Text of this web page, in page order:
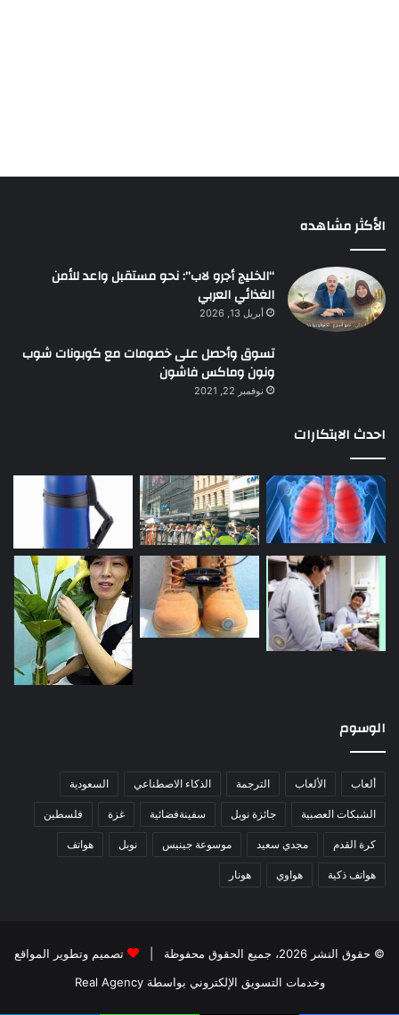
الأكثر مشاهده
“الخليج أجرو لاب”: نحو مستقبل واعد للأمن
الغذائي العربي
أبريل 13, 2026
تسوق وأحصل على خصومات مع كوبونات شوب
ونون وماكس فاشون
نوفمبر 22, 2021
احدث الابتكارات
الوسوم
ألعاب الألعاب الترجمة الذكاء الاصطناعي السعودية
الشبكات العصبية جائزة نوبل سفينةفضائية غزة فلسطين
كرة القدم مجدي سعيد موسوعة جينيس نوبل هواتف
هواتف ذكية هواوي هونار
© حقوق النشر 2026، جميع الحقوق محفوظة |
تصميم وتطوير المواقع
وخدمات التسويق الإلكتروني بواسطة Real Agency